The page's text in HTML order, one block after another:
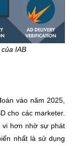
IAB
vào năm 2025,
cho các marketer.
vi hơn nhờ sự phát
nhất là sử dụng